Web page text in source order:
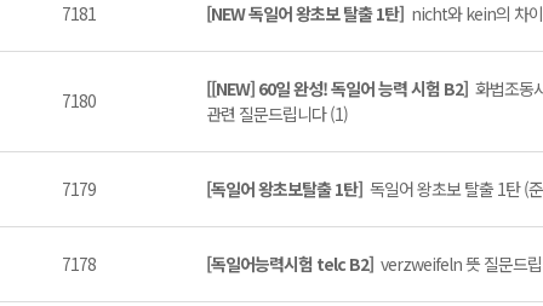
7181 [NEW 독일어 왕초보 탈출 1탄] nicht와 kein의 차
7180 [[NEW] 60일 완성! 독일어 능력 시험 B2] 화법조동
관련 질문드립니다 (1)
7179 [독일어 왕초보탈출 1탄] 독일어 왕초보 탈출 1탄 (
7178 [독일어능력시험 telc B2] verzweifeln 뜻 질문드